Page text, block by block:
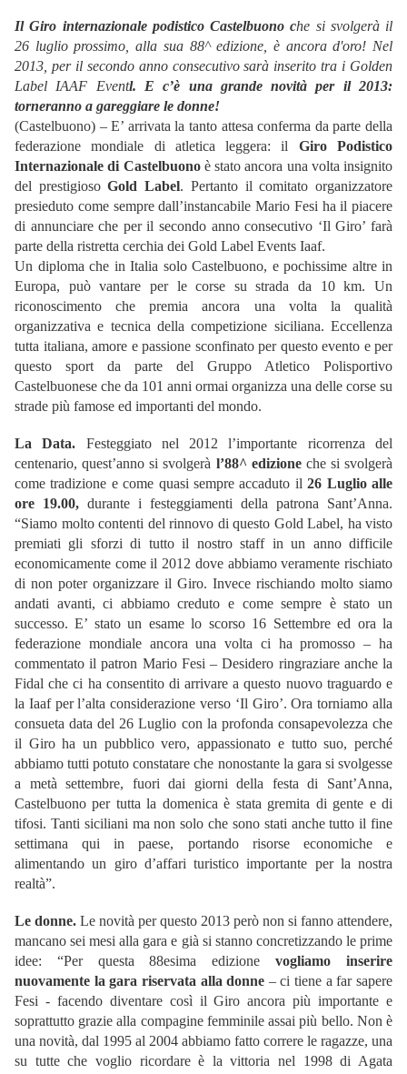
Il Giro internazionale podistico Castelbuono che si svolgerà il
26 luglio prossimo, alla sua 88^ edizione, è ancora d'oro! Nel
2013, per il secondo anno consecutivo sarà inserito tra i Golden
Label IAAF Eventl. E c’è una grande novità per il 2013:
torneranno a gareggiare le donne!
(Castelbuono) – E’ arrivata la tanto attesa conferma da parte della
federazione mondiale di atletica leggera: il Giro Podistico
Internazionale di Castelbuonoè stato ancora una volta insignito
del prestigiosoGold Label. Pertanto il comitato organizzatore
presieduto come sempre dall’instancabile Mario Fesi ha il piacere
di annunciare che per il secondo anno consecutivo ‘Il Giro’ farà
parte della ristretta cerchia dei Gold Label Events Iaaf.
Un diploma che in Italia solo Castelbuono, e pochissime altre in
Europa, può vantare per le corse su strada da 10 km. Un
riconoscimento che premia ancora una volta la qualità
organizzativa e tecnica della competizione siciliana. Eccellenza
tutta italiana, amore e passione sconfinato per questo evento e per
questo sport da parte del Gruppo Atletico Polisportivo
Castelbuonese che da 101 anni ormai organizza una delle corse su
strade più famose ed importanti del mondo.
La Data. Festeggiato nel 2012 l’importante ricorrenza del
centenario, quest’anno si svolgerà l’88^ edizioneche si svolgerà
come tradizione e come quasi sempre accaduto il26 Luglio alle
ore 19.00, durante i festeggiamenti della patrona Sant’Anna.
“Siamo molto contenti del rinnovo di questo Gold Label, ha visto
premiati gli sforzi di tutto il nostro staff in un anno difficile
economicamente come il 2012 dove abbiamo veramente rischiato
di non poter organizzare il Giro. Invece rischiando molto siamo
andati avanti, ci abbiamo creduto e come sempre è stato un
successo. E’ stato un esame lo scorso 16 Settembre ed ora la
federazione mondiale ancora una volta ci ha promosso – ha
commentato il patron Mario Fesi – Desidero ringraziare anche la
Fidal che ci ha consentito di arrivare a questo nuovo traguardo e
la Iaaf per l’alta considerazione verso ‘Il Giro’. Ora torniamo alla
consueta data del 26 Luglio con la profonda consapevolezza che
il Giro ha un pubblico vero, appassionato e tutto suo, perché
abbiamo tutti potuto constatare che nonostante la gara si svolgesse
a metà settembre, fuori dai giorni della festa di Sant’Anna,
Castelbuono per tutta la domenica è stata gremita di gente e di
tifosi. Tanti siciliani ma non solo che sono stati anche tutto il fine
settimana qui in paese, portando risorse economiche e
alimentando un giro d’affari turistico importante per la nostra
realtà”.
Le donne. Le novità per questo 2013 però non si fanno attendere,
mancano sei mesi alla gara e già si stanno concretizzando le prime
idee: “Per questa 88esima edizionevogliamo inserire
nuovamente la gara riservata alla donne – ci tiene a far sapere
Fesi - facendo diventare così il Giro ancora più importante e
soprattutto grazie alla compagine femminile assai più bello. Non è
una novità, dal 1995 al 2004 abbiamo fatto correre le ragazze, una
su tutte che voglio ricordare è la vittoria nel 1998 di Agata